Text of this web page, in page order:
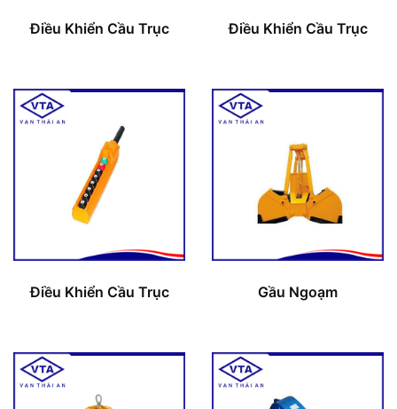
Điều Khiển Cầu Trục Điều Khiển Cầu Trục
Điều Khiển Cầu Trục Gầu Ngoạm